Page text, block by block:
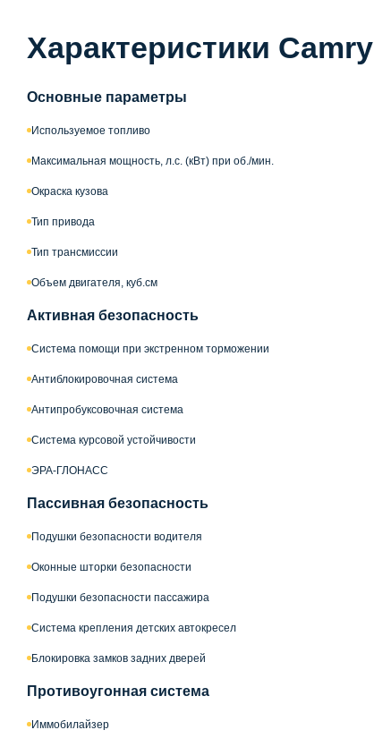
Характеристики Camry
Основные параметры
Используемое топливо
Максимальная мощность, л.с. (кВт) при об./мин.
Окраска кузова
Тип привода
Тип трансмиссии
Объем двигателя, куб.см
Активная безопасность
Система помощи при экстренном торможении
Антиблокировочная система
Антипробуксовочная система
Система курсовой устойчивости
ЭРА-ГЛОНАСС
Пассивная безопасность
Подушки безопасности водителя
Оконные шторки безопасности
Подушки безопасности пассажира
Система крепления детских автокресел
Блокировка замков задних дверей
Противоугонная система
Иммобилайзер